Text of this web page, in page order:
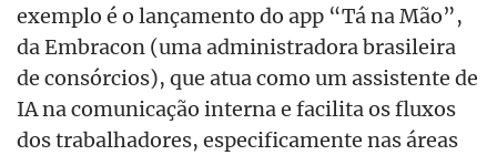
exemplo é o lançamento do app “Tá na Mão”,
da Embracon (uma administradora brasileira
de consórcios), que atua como um assistente de
IA na comunicação interna e facilita os fluxos
dos trabalhadores, especificamente nas áreas